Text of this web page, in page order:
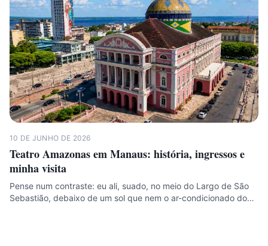
10 DE JUNHO DE 2026
Teatro Amazonas em Manaus: história, ingressos e
minha visita
Pense num contraste: eu ali, suado, no meio do Largo de São
Sebastião, debaixo de um sol que nem o ar-condicionado do…